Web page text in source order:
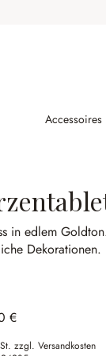
Accessoires
in edlem
Dekorationen.
€
zzgl. Versandkosten